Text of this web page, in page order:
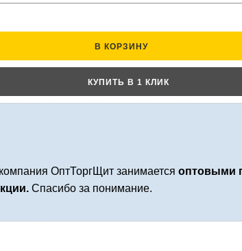
В КОРЗИНУ
КУПИТЬ В 1 КЛИК
ОптТоргЩит занимается оптовыми
Спасибо за понимание.